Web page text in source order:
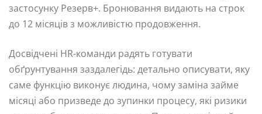
застосунку Резерв+. Бронювання видають на строк
до 12 місяців з можливістю продовження.
Досвідчені HR-команди радять готувати
обґрунтування заздалегідь: детально описувати, яку
саме функцію виконує людина, чому заміна займе
місяці або призведе до зупинки процесу, які ризики